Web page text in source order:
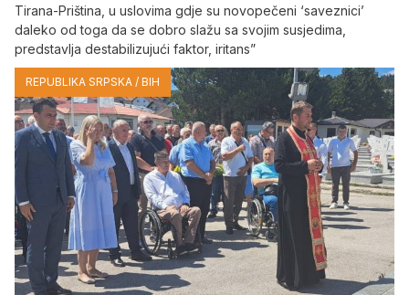
Tirana-Priština, u uslovima gdje su novopečeni ‘saveznici’
daleko od toga da se dobro slažu sa svojim susjedima,
predstavlja destabilizujući faktor, iritans”
REPUBLIKA SRPSKA / BIH